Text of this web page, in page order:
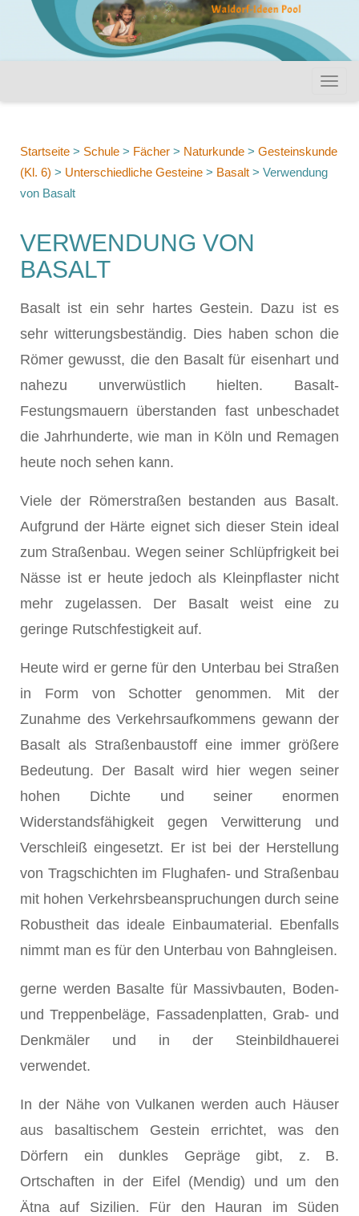
Startseite > Schule > Fächer > Naturkunde > Gesteinskunde
(Kl. 6) > Unterschiedliche Gesteine > Basalt > Verwendung
von Basalt
VERWENDUNG VON
BASALT
Basalt ist ein sehr hartes Gestein. Dazu ist es
sehr witterungsbeständig. Dies haben schon die
Römer gewusst, die den Basalt für eisenhart und
nahezu unverwüstlich hielten. Basalt-
Festungsmauern überstanden fast unbeschadet
die Jahrhunderte, wie man in Köln und Remagen
heute noch sehen kann.
Viele der Römerstraßen bestanden aus Basalt.
Aufgrund der Härte eignet sich dieser Stein ideal
zum Straßenbau. Wegen seiner Schlüpfrigkeit bei
Nässe ist er heute jedoch als Kleinpflaster nicht
mehr zugelassen. Der Basalt weist eine zu
geringe Rutschfestigkeit auf.
Heute wird er gerne für den Unterbau bei Straßen
in Form von Schotter genommen. Mit der
Zunahme des Verkehrsaufkommens gewann der
Basalt als Straßenbaustoff eine immer größere
Bedeutung. Der Basalt wird hier wegen seiner
hohen Dichte und seiner enormen
Widerstandsfähigkeit gegen Verwitterung und
Verschleiß eingesetzt. Er ist bei der Herstellung
von Tragschichten im Flughafen- und Straßenbau
mit hohen Verkehrsbeanspruchungen durch seine
Robustheit das ideale Einbaumaterial. Ebenfalls
nimmt man es für den Unterbau von Bahngleisen.
gerne werden Basalte für Massivbauten, Boden-
und Treppenbeläge, Fassadenplatten, Grab- und
Denkmäler und in der Steinbildhauerei
verwendet.
In der Nähe von Vulkanen werden auch Häuser
aus basaltischem Gestein errichtet, was den
Dörfern ein dunkles Gepräge gibt, z. B.
Ortschaften in der Eifel (Mendig) und um den
Ätna auf Sizilien. Für den Hauran im Süden